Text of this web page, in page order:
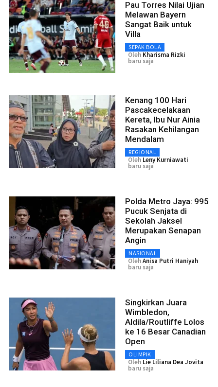
Pau Torres Nilai Ujian
Melawan Bayern
Sangat Baik untuk
Villa
SEPAK BOLA
Oleh Kharisma Rizki
baru saja
Kenang 100 Hari
Pascakecelakaan
Kereta, Ibu Nur Ainia
Rasakan Kehilangan
Mendalam
REGIONAL
Oleh Leny Kurniawati
baru saja
Polda Metro Jaya: 995
Pucuk Senjata di
Sekolah Jaksel
Merupakan Senapan
Angin
NASIONAL
OlehAnisa Putri Haniyah
baru saja
Singkirkan Juara
Wimbledon,
Aldila/Routliffe Lolos
ke 16 Besar Canadian
Open
OLIMPIK
Oleh Lie Liliana Dea Jovita
baru saja